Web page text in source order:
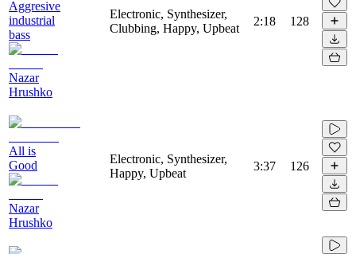
Aggresive
industrial
bass
Nazar
Hrushko
Electronic, Synthesizer,
Clubbing, Happy, Upbeat
2:18 128
All is
Good
Nazar
Hrushko
Electronic, Synthesizer,
Happy, Upbeat
3:37 126